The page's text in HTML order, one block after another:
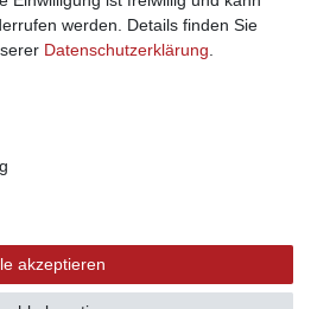
werden. Details finden Sie
Daten­schutz­erklärung
akzeptieren